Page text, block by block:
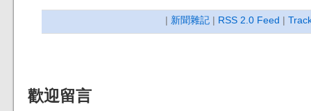
| 新聞雜記 | RSS 2.0 Feed |
歡迎留言